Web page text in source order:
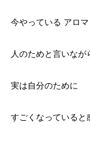
今やっている アロマ
人のためと言いなが
実は自分のために
すごくなっていると